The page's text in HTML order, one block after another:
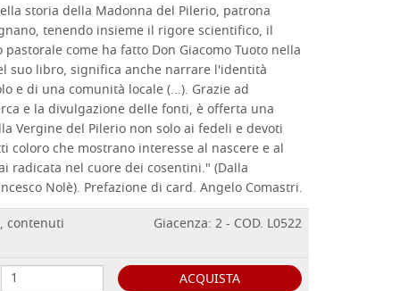
storia della Madonna del Pilerio, patrona
tenendo insieme il rigore scientifico, il
come ha fatto Don Giacomo Tuoto nella
suo libro, significa anche narrare l'identità
e di una comunità locale (...). Grazie ad
e la divulgazione delle fonti, è offerta una
Vergine del Pilerio non solo ai fedeli e devoti
coloro che mostrano interesse al nascere e al
radicata nel cuore dei cosentini." (Dalla
Nolè). Prefazione di card. Angelo Comastri.
contenuti
Giacenza: 2 - COD. L0522
ACQUISTA